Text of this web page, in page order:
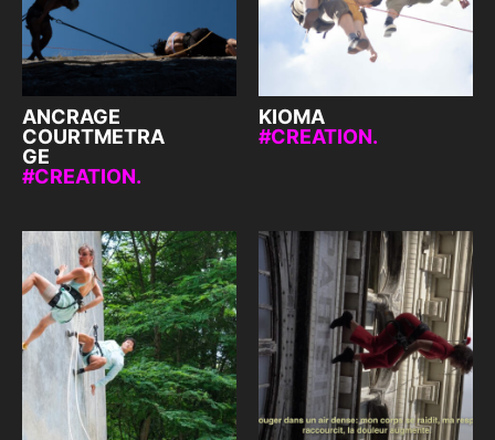
ANCRAGE
COURTMETRA
GE
CREATION.
KIOMA
CREATION.